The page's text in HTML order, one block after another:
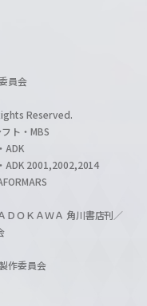
員会
Reserved.
ト・MBS
ADK
ADK 2001,2002,2014
ＤＯＫＡＷＡ 角川書店刊／
作委員会